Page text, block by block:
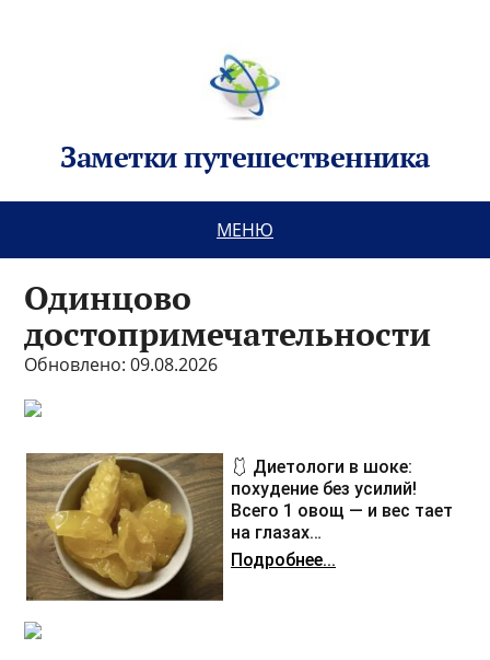
Заметки путешественника
МЕНЮ
Одинцово
достопримечательности
Обновлено: 09.08.2026
🩱 Диетологи в шоке:
похудение без усилий!
Всего 1 овощ — и вес тает
на глазах…
Подробнее...